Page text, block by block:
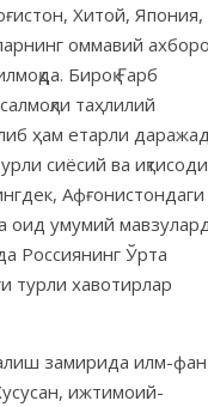
Хитой, Япония,
оммавий
Бироқ Ғарб
таҳлилий
ҳам етарли
сиёсий ва
Афғонистондаги
оид умумий
Россиянинг Ўрта
турли хавотирлар
замирида илм-фан
ижтимоий-